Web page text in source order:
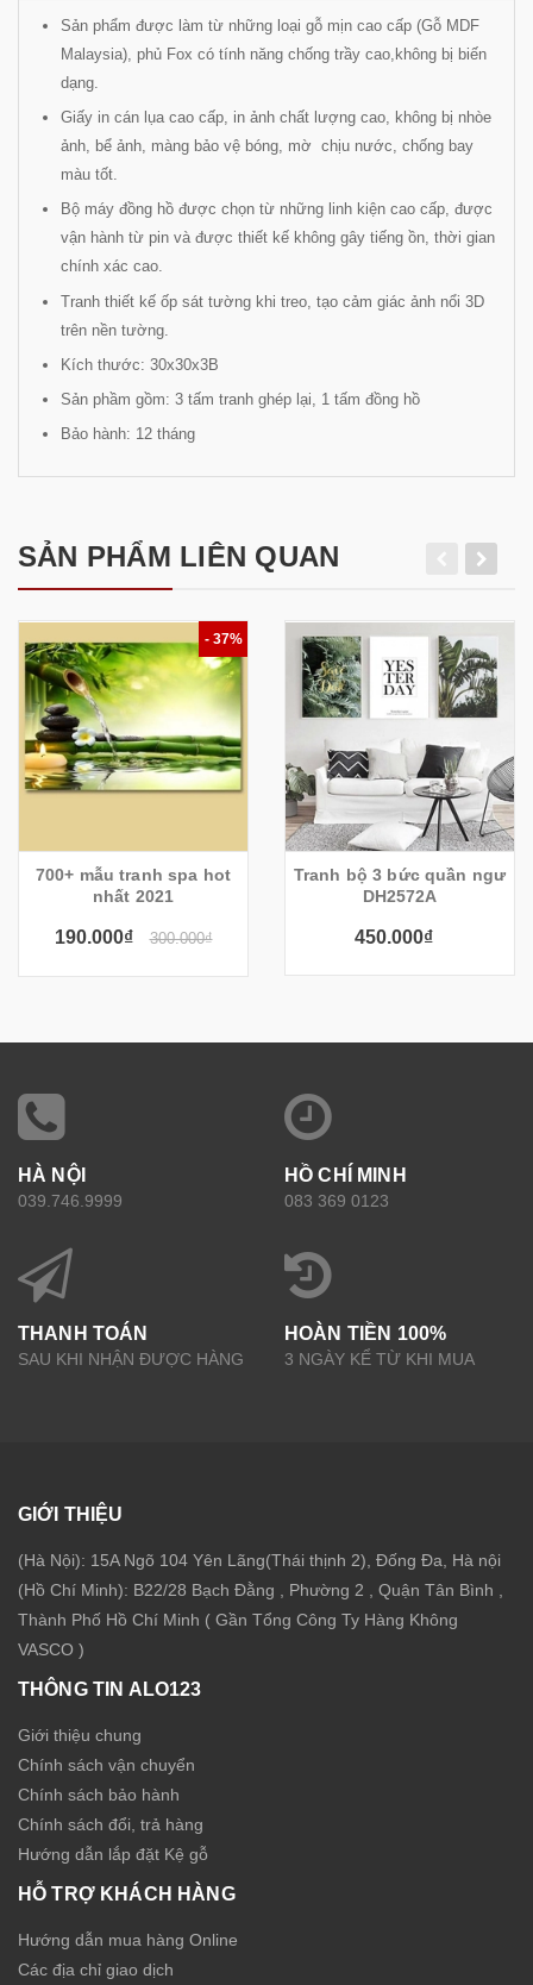
Sản phẩm được làm từ những loại gỗ mịn cao cấp (Gỗ MDF
Malaysia), phủ Fox có tính năng chống trầy cao,không bị biến
dạng.
Giấy in cán lụa cao cấp, in ảnh chất lượng cao, không bị nhòe
ảnh, bể ảnh, màng bảo vệ bóng, mờ chịu nước, chống bay
màu tốt.
Bộ máy đồng hồ được chọn từ những linh kiện cao cấp, được
vận hành từ pin và được thiết kế không gây tiếng ồn, thời gian
chính xác cao.
Tranh thiết kế ốp sát tường khi treo, tạo cảm giác ảnh nổi 3D
trên nền tường.
Kích thước: 30x30x3B
Sản phầm gồm: 3 tấm tranh ghép lại, 1 tấm đồng hồ
Bảo hành: 12 tháng
SẢN PHẨM LIÊN QUAN
- 37%
700+ mẫu tranh spa hot
nhất 2021
190.000₫ 300.000₫
Tranh bộ 3 bức quần ngư
DH2572A
450.000₫
HÀ NỘI
039.746.9999
HỒ CHÍ MINH
083 369 0123
THANH TOÁN
SAU KHI NHẬN ĐƯỢC HÀNG
HOÀN TIỀN 100%
3 NGÀY KỂ TỪ KHI MUA
GIỚI THIỆU
(Hà Nội): 15A Ngõ 104 Yên Lãng(Thái thịnh 2), Đống Đa, Hà nội
(Hồ Chí Minh): B22/28 Bạch Đằng , Phường 2 , Quận Tân Bình ,
Thành Phố Hồ Chí Minh ( Gần Tổng Công Ty Hàng Không
VASCO )
THÔNG TIN ALO123
Giới thiệu chung
Chính sách vận chuyển
Chính sách bảo hành
Chính sách đổi, trả hàng
Hướng dẫn lắp đặt Kệ gỗ
HỖ TRỢ KHÁCH HÀNG
Hướng dẫn mua hàng Online
Các địa chỉ giao dịch